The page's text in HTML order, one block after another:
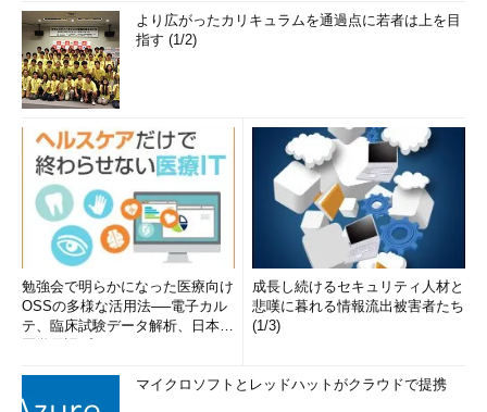
より広がったカリキュラムを通過点に若者は上を目
指す (1/2)
勉強会で明らかになった医療向け
OSSの多様な活用法──電子カル
テ、臨床試験データ解析、日本語
成長し続けるセキュリティ人材と
悲嘆に暮れる情報流出被害者たち
(1/3)
マイクロソフトとレッドハットがクラウドで提携